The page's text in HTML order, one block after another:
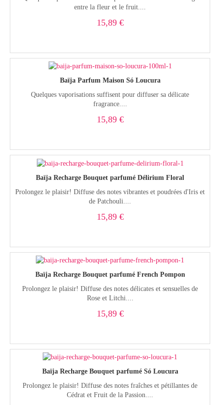
entre la fleur et le fruit....
15,89 €
Baïja Parfum Maison Só Loucura
Quelques vaporisations suffisent pour diffuser sa délicate
fragrance....
15,89 €
Baïja Recharge Bouquet parfumé Délirium Floral
Prolongez le plaisir! Diffuse des notes vibrantes et poudrées d'Iris et
de Patchouli....
15,89 €
Baïja Recharge Bouquet parfumé French Pompon
Prolongez le plaisir! Diffuse des notes délicates et sensuelles de
Rose et Litchi....
15,89 €
Baïja Recharge Bouquet parfumé Só Loucura
Prolongez le plaisir! Diffuse des notes fraîches et pétillantes de
Cédrat et Fruit de la Passion....